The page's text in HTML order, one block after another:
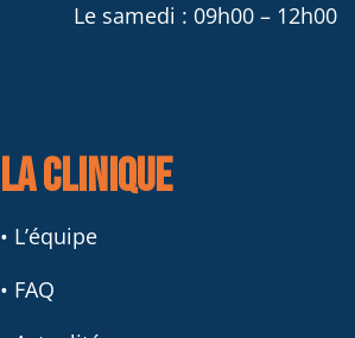
Le samedi : 09h00 – 12h00
La clinique
• L’équipe
• FAQ